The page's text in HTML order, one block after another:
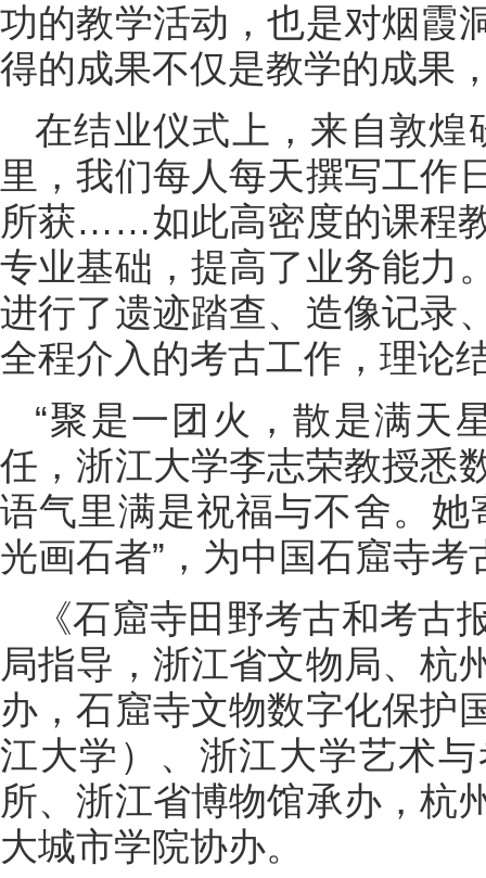
功的教学活动，也是对烟霞
得的成果不仅是教学的成果
在结业仪式上，来自敦煌
里，我们每人每天撰写工作
所获……如此高密度的课程
专业基础，提高了业务能力
进行了遗迹踏查、造像记录
全程介入的考古工作，理论
“聚是一团火，散是满天
任，浙江大学李志荣教授悉
语气里满是祝福与不舍。她
光画石者”，为中国石窟寺
《石窟寺田野考古和考古
局指导，浙江省文物局、杭
办，石窟寺文物数字化保护
江大学）、浙江大学艺术
所、浙江省博物馆承办，杭
大城市学院协办。